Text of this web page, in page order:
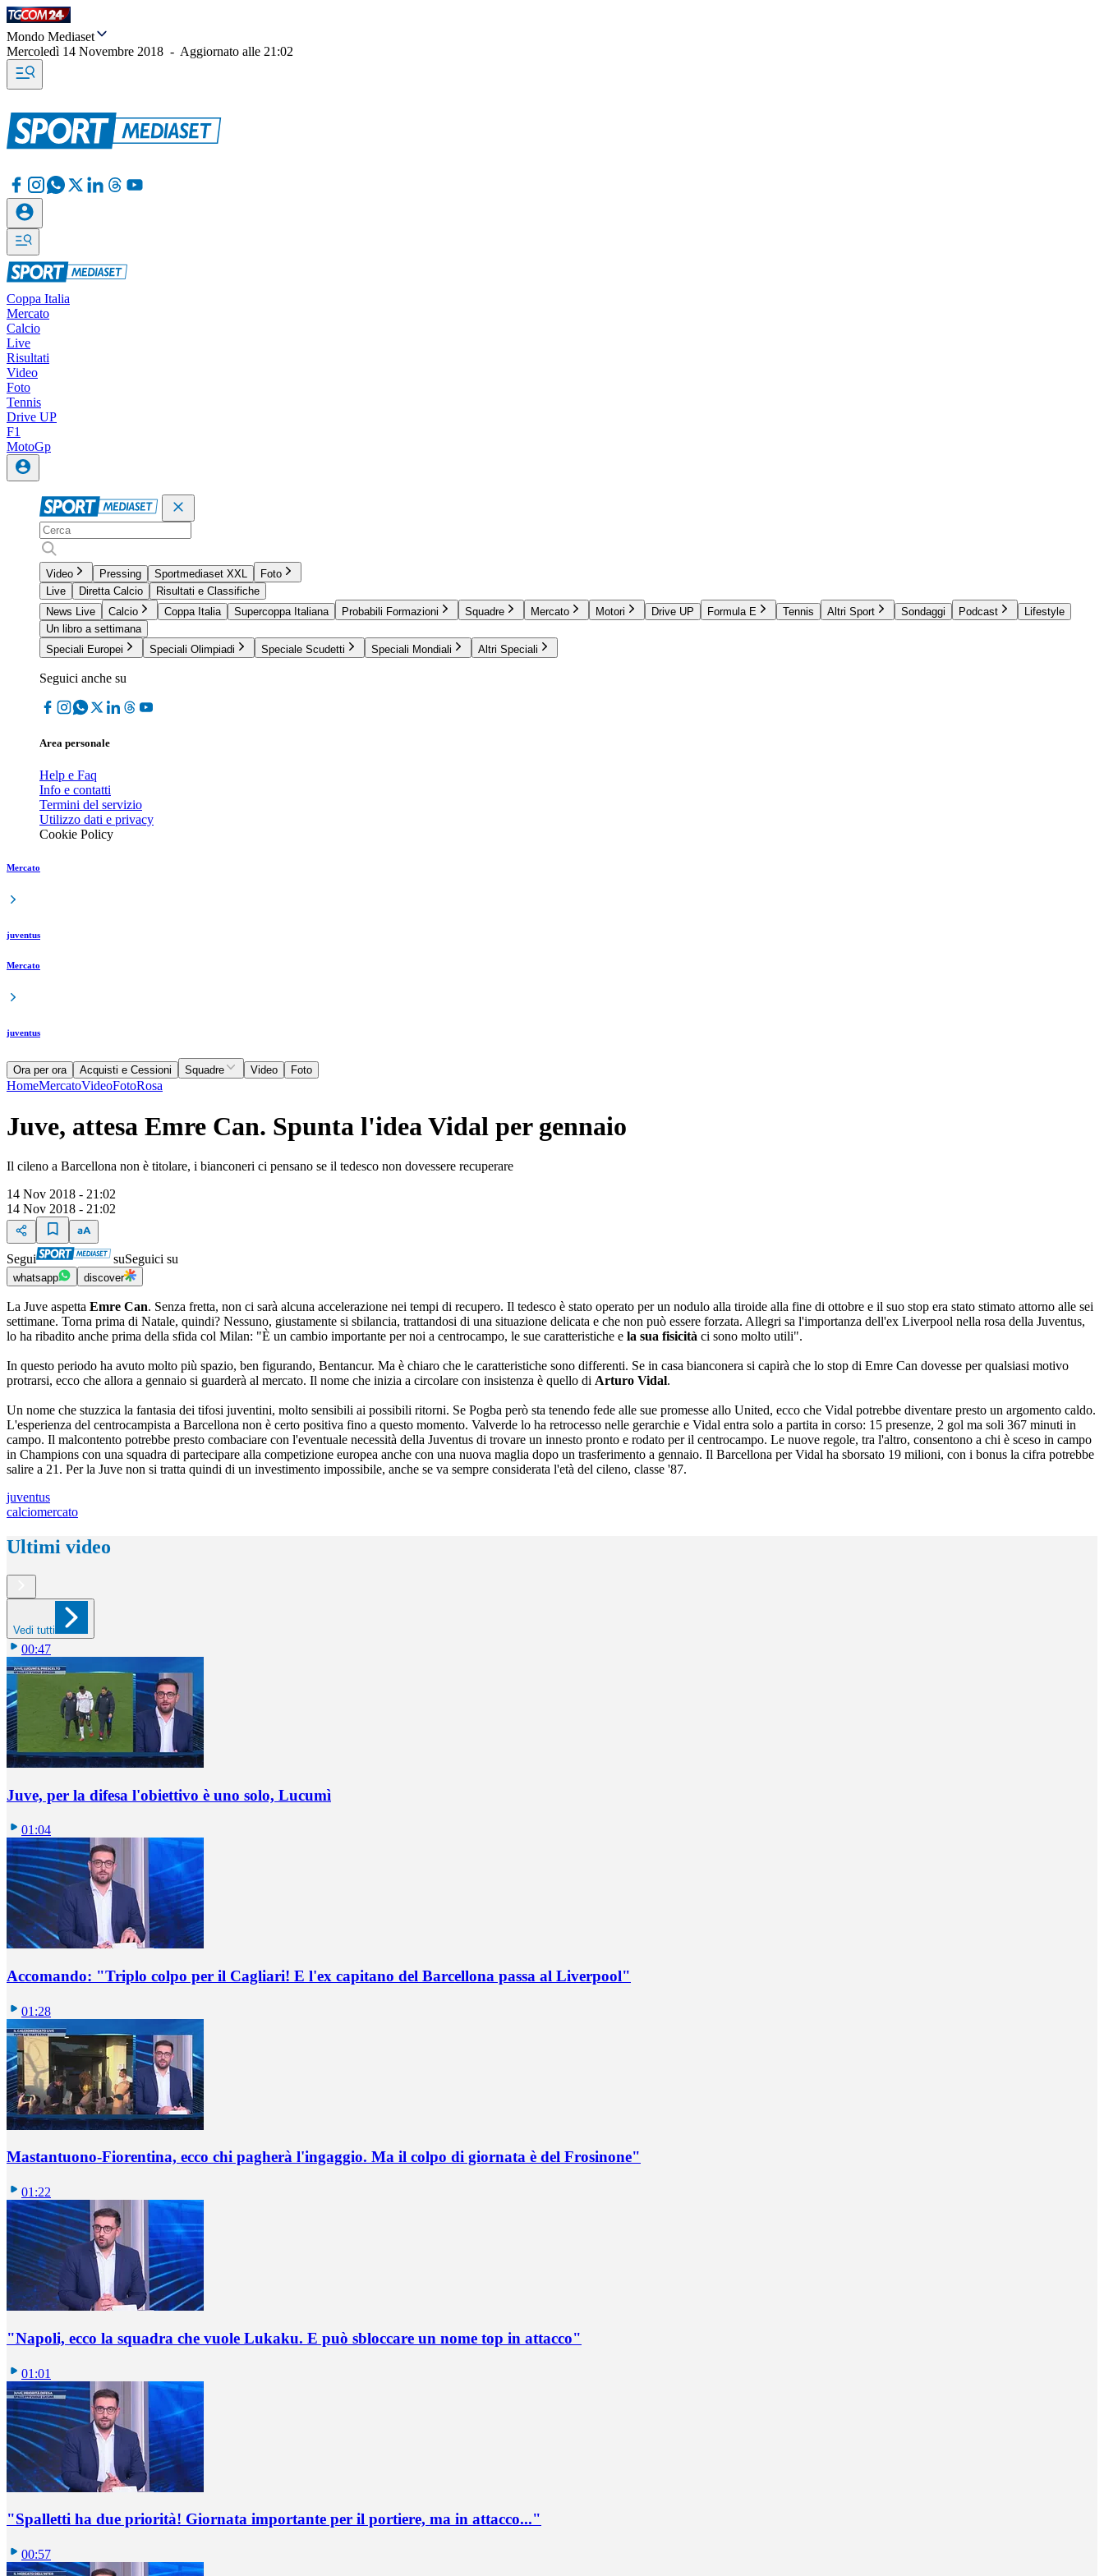
Mondo Mediaset
Mercoledì 14 Novembre 2018 - Aggiornato alle 21:02
Coppa Italia
Mercato
Calcio
Live
Risultati
Video
Foto
Tennis
Drive UP
F1
MotoGp
Video Pressing Sportmediaset XXL
Foto
Live
Diretta Calcio
Risultati e Classifiche
News Live
Calcio Coppa Italia Supercoppa Italiana Probabili Formazioni Squadre Mercato Motori Drive UP Formula E Tennis Altri Sport Sondaggi Podcast
Lifestyle
Un libro a settimana
Speciali Europei
Speciali Olimpiadi Speciale Scudetti Speciali Mondiali Altri Speciali
Seguici anche su
Area personale
Help e Faq
Info e contatti
Termini del servizio
Utilizzo dati e privacy
Cookie Policy
Mercato
juventus
Mercato
juventus
Ora per ora Acquisti e Cessioni Squadre Video Foto
HomeMercatoVideoFotoRosa
Juve, attesa Emre Can. Spunta l'idea Vidal per gennaio
Il cileno a Barcellona non è titolare, i bianconeri ci pensano se il tedesco non dovessere recuperare
14 Nov 2018 - 21:02
14 Nov 2018 - 21:02
Segui suSeguici su
whatsapp discover
La Juve aspetta Emre Can. Senza fretta, non ci sarà alcuna accelerazione nei tempi di recupero. Il tedesco è stato operato per un nodulo alla tiroide alla fine di ottobre e il suo stop era stato stimato attorno alle sei
settimane. Torna prima di Natale, quindi? Nessuno, giustamente si sbilancia, trattandosi di una situazione delicata e che non può essere forzata. Allegri sa l'importanza dell'ex Liverpool nella rosa della Juventus,
lo ha ribadito anche prima della sfida col Milan: "È un cambio importante per noi a centrocampo, le sue caratteristiche e la sua fisicità ci sono molto utili".
In questo periodo ha avuto molto più spazio, ben figurando, Bentancur. Ma è chiaro che le caratteristiche sono differenti. Se in casa bianconera si capirà che lo stop di Emre Can dovesse per qualsiasi motivo
protrarsi, ecco che allora a gennaio si guarderà al mercato. Il nome che inizia a circolare con insistenza è quello di Arturo Vidal.
Un nome che stuzzica la fantasia dei tifosi juventini, molto sensibili ai possibili ritorni. Se Pogba però sta tenendo fede alle sue promesse allo United, ecco che Vidal potrebbe diventare presto un argomento caldo.
L'esperienza del centrocampista a Barcellona non è certo positiva fino a questo momento. Valverde lo ha retrocesso nelle gerarchie e Vidal entra solo a partita in corso: 15 presenze, 2 gol ma soli 367 minuti in
campo. Il malcontento potrebbe presto combaciare con l'eventuale necessità della Juventus di trovare un innesto pronto e rodato per il centrocampo. Le nuove regole, tra l'altro, consentono a chi è sceso in campo
in Champions con una squadra di partecipare alla competizione europea anche con una nuova maglia dopo un trasferimento a gennaio. Il Barcellona per Vidal ha sborsato 19 milioni, con i bonus la cifra potrebbe
salire a 21. Per la Juve non si tratta quindi di un investimento impossibile, anche se va sempre considerata l'età del cileno, classe '87.
juventus
calciomercato
Ultimi video
Vedi tutti
00:47
Juve, per la difesa l'obiettivo è uno solo, Lucumì
01:04
Accomando: "Triplo colpo per il Cagliari! E l'ex capitano del Barcellona passa al Liverpool"
01:28
Mastantuono-Fiorentina, ecco chi pagherà l'ingaggio. Ma il colpo di giornata è del Frosinone"
01:22
"Napoli, ecco la squadra che vuole Lukaku. E può sbloccare un nome top in attacco"
01:01
"Spalletti ha due priorità! Giornata importante per il portiere, ma in attacco..."
00:57